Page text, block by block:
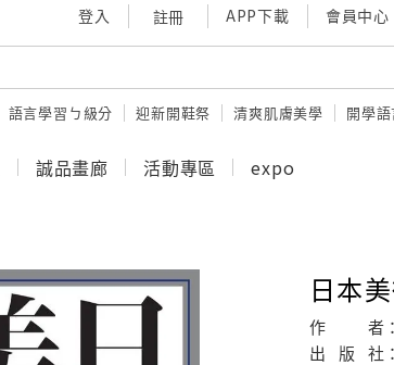
登入 註冊 APP下載 會員中心
語言學習ㄅ級分 迎新開鞋祭 清爽肌膚美學 開學
誠品畫廊 活動專區 expo
日本
作 者：
出
版 社：